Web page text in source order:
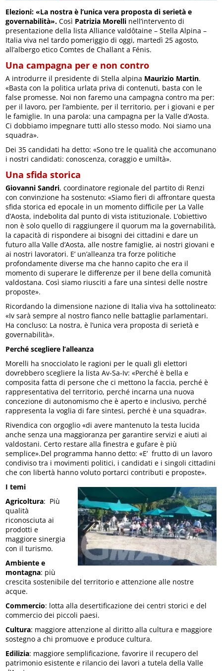
Elezioni: «La nostra è l’unica vera proposta di serietà e
governabilità». Così Patrizia Morelli nell’intervento di
presentazione della lista Alliance valdôtaine – Stella Alpina –
Italia viva nel tardo pomeriggio di oggi, martedì 25 agosto,
all’albergo etico Comtes de Challant a Fénis.
Una campagna per e non contro
A introdurre il presidente di Stella alpina Maurizio Martin.
«Basta con la politica urlata priva di contenuti, basta con le
false promesse. Noi non faremo una campagna contro ma per:
per il lavoro, per l’ambiente, per il territorio, per i giovani e per
le famiglie. In una parola: una campagna per la Valle d’Aosta.
Ci dobbiamo impegnare tutti allo stesso modo. Noi siamo una
squadra».
Dei 35 candidati ha detto: «Sono tre le qualità che accomunano
i nostri candidati: conoscenza, coraggio e umiltà».
Una sfida storica
Giovanni Sandri, coordinatore regionale del partito di Renzi
con convinzione ha sostenuto: «Siamo fieri di affrontare questa
sfida storica ed epocale in un momento difficile per La Valle
d’Aosta, indebolita dal punto di vista istituzionale. L’obiettivo
non è solo quello di raggiungere il quorum ma la governabilità,
la capacità di rispondere ai bisogni dei cittadini e dare un
futuro alla Valle d’Aosta, alle nostre famiglie, ai nostri giovani e
ai nostri lavoratori. E’ un’alleanza tra forze politiche
profondamente diverse ma che hanno capito che era il
momento di superare le differenze per il bene della comunità
valdostana. Così siamo riusciti a fare una sintesi delle nostre
proposte».
Ricordando la dimensione nazione di Italia viva ha sottolineato:
«Iv sarà sempre al nostro fianco nelle battaglie parlamentari.
Ha concluso: La nostra, è l’unica vera proposta di serietà e
governabilità».
Perché scegliere l’alleanza
Morelli ha snocciolato le ragioni per le quali gli elettori
dovrebbero scegliere la lista Av-Sa-Iv: «Perché è bella e
composita fatta di persone che ci mettono la faccia, perché è
rappresentativa del territorio, perché incarna una nuova
concezione di autonomismo che è aperto e inclusivo, perché
rappresenta la voglia di fare sintesi, perché è una squadra».
Rivendica con orgoglio «di avere mantenuto la testa lucida
anche senza una maggioranza per garantire servizi e aiuti ai
valdostani. Certo restare alla finestra e gufare è più
semplice».Del programma hanno detto: «E’ frutto di un lavoro
condiviso tra i movimenti politici, i candidati e i singoli cittadini
che con libertà hanno voluto portarci contributi e proposte».
I temi
Agricoltura: Più
qualità
riconosciuta ai
prodotti e
maggiore sinergia
con il turismo.
Ambiente e
montagna: più
crescita sostenibile del territorio e attenzione alle nostre
acque.
Commercio: lotta alla desertificazione dei centri storici e del
commercio dei piccoli paesi.
Cultura: maggiore attenzione al diritto alla cultura e maggiore
sostegno a chi promuove e produce cultura.
Edilizia: maggiore semplificazione, favorire il recupero del
patrimonio esistente e rilancio dei lavori a tutela della Valle